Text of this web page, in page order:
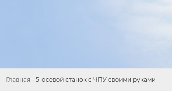
Главная - 5-осевой станок с ЧПУ своими руками